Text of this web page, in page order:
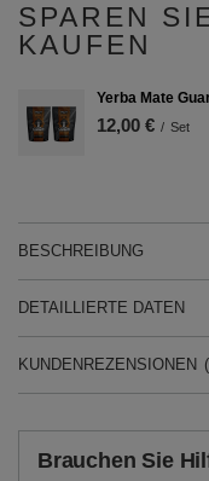
SPAREN
KAUFEN
Yerba Mate
12,00 € / Set
BESCHREIBUNG
DETAILLIERTE DATEN
KUNDENREZENSIONEN
Brauchen Sie